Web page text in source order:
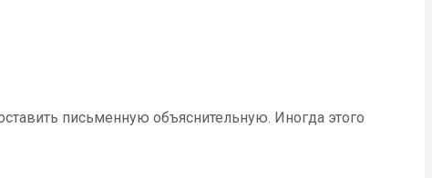
письменную объяснительную. Иногда этого